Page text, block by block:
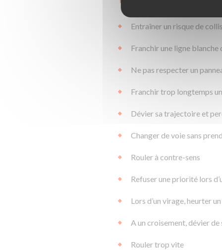
Entraîner un risque de
Franchir une ligne blanche
Ne pas respecter un
Franchir trop longtemps
Dévier sa trajectoire et
Changer de voie sans
Rouler à contre-sens
Refuser une priorité lors
Lors d’un virage, heurter
A un croisement, dévier de
Rouler trop vite